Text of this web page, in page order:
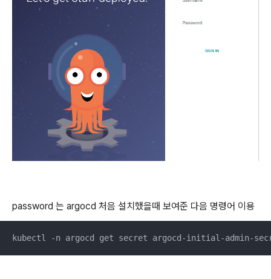
password 는 argocd 처음 설치했을때 보여준 다음 명령어 이용
kubectl -n argocd get secret argocd-initial-admin-